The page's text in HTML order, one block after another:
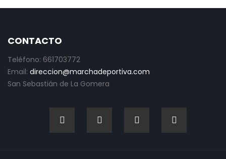
CONTACTO
Teléfono: 661703772
Email: direccion@marchadeportiva.com
San Sebastián de La Gomera